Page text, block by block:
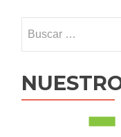
a
las
entradas